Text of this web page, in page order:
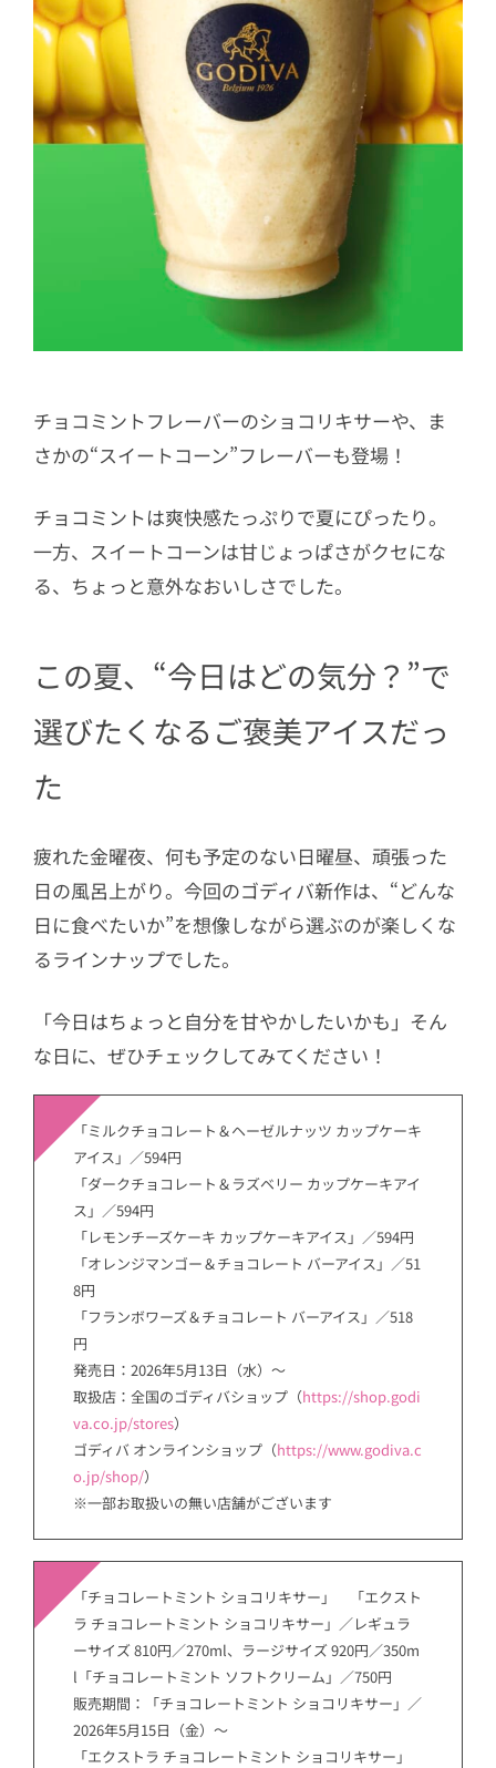
チョコミントフレーバーのショコリキサーや、ま
さかの“スイートコーン”フレーバーも登場！
チョコミントは爽快感たっぷりで夏にぴったり。
一方、スイートコーンは甘じょっぱさがクセにな
る、ちょっと意外なおいしさでした。
この夏、“今日はどの気分？”で
選びたくなるご褒美アイスだっ
た
疲れた金曜夜、何も予定のない日曜昼、頑張った
日の風呂上がり。今回のゴディバ新作は、“どんな
日に食べたいか”を想像しながら選ぶのが楽しくな
るラインナップでした。
「今日はちょっと自分を甘やかしたいかも」そん
な日に、ぜひチェックしてみてください！
「ミルクチョコレート＆ヘーゼルナッツ カップケーキ
アイス」／594円
「ダークチョコレート＆ラズベリー カップケーキアイ
ス」／594円
「レモンチーズケーキ カップケーキアイス」／594円
「オレンジマンゴー＆チョコレート バーアイス」／51
8円
「フランボワーズ＆チョコレート バーアイス」／518
円
発売日：2026年5月13日（水）～
取扱店：全国のゴディバショップ（https://shop.godi
va.co.jp/stores）
ゴディバ オンラインショップ（https://www.godiva.c
o.jp/shop/）
※一部お取扱いの無い店舗がございます
「チョコレートミント ショコリキサー」 「エクスト
ラ チョコレートミント ショコリキサー」／レギュラ
ーサイズ 810円／270ml、ラージサイズ 920円／350m
l「チョコレートミント ソフトクリーム」／750円
販売期間：「チョコレートミント ショコリキサー」／
2026年5月15日（金）～
「エクストラ チョコレートミント ショコリキサー」